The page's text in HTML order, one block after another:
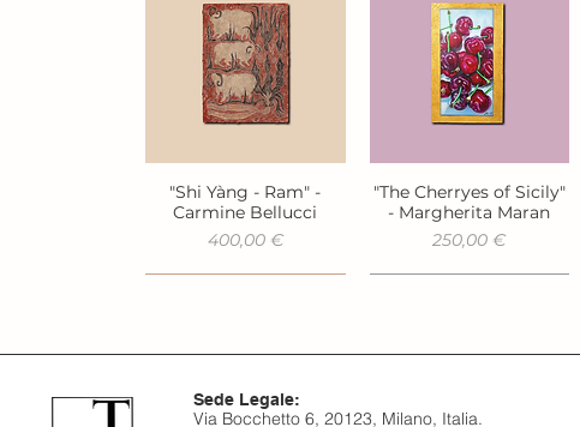
Vista rapida
"Shi Yàng - Ram" -
Carmine Bellucci
Prezzo
400,00 €
Vista rapida
"The Cherryes of Sicily"
- Margherita Maran
Prezzo
250,00 €
Sede Legale:
Via Bocchetto 6, 20123, Milano, Italia.